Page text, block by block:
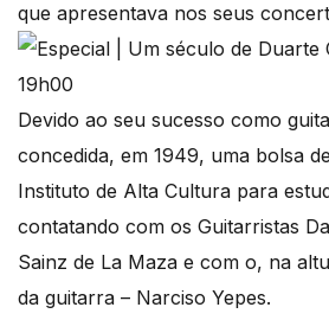
que apresentava nos seus
Devido ao seu sucesso como
concedida, em 1949, uma bolsa
Instituto de Alta Cultura para
contatando com os Guitarristas
Sainz de La Maza e com o, na
da guitarra – Narciso Yepes.